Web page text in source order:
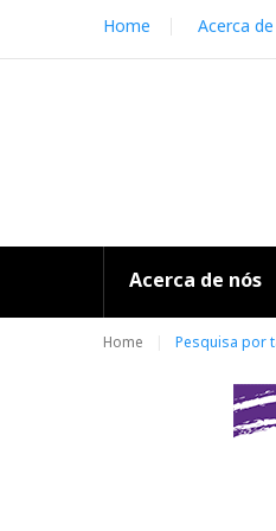
i
Home Acerca
Acerca de nós
Home Pesquisa por